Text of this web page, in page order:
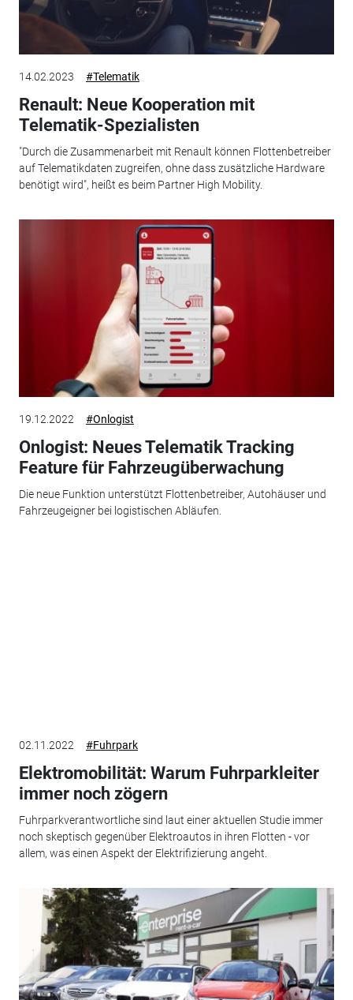
14.02.2023 #Telematik
Renault: Neue Kooperation mit
Telematik-Spezialisten
"Durch die Zusammenarbeit mit Renault können Flottenbetreiber
auf Telematikdaten zugreifen, ohne dass zusätzliche Hardware
benötigt wird", heißt es beim Partner High Mobility.
19.12.2022 #Onlogist
Onlogist: Neues Telematik Tracking
Feature für Fahrzeugüberwachung
Die neue Funktion unterstützt Flottenbetreiber, Autohäuser und
Fahrzeugeigner bei logistischen Abläufen.
02.11.2022 #Fuhrpark
Elektromobilität: Warum Fuhrparkleiter
immer noch zögern
Fuhrparkverantwortliche sind laut einer aktuellen Studie immer
noch skeptisch gegenüber Elektroautos in ihren Flotten - vor
allem, was einen Aspekt der Elektrifizierung angeht.